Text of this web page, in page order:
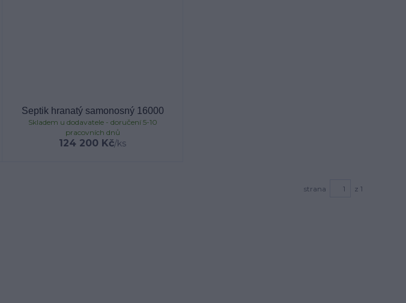
Septik hranatý samonosný 16000
124 200 Kč/ks
Skladem u dodavatele - doručení 5-10
pracovních dnů
strana z 1